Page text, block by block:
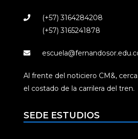
(+57) 3164284208
(+57) 3165241878
Al frente del noticiero CM&,
el costado de la carrilera del tren.
SEDE ESTUDIOS